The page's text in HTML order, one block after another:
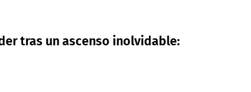
tras un ascenso inolvidable: